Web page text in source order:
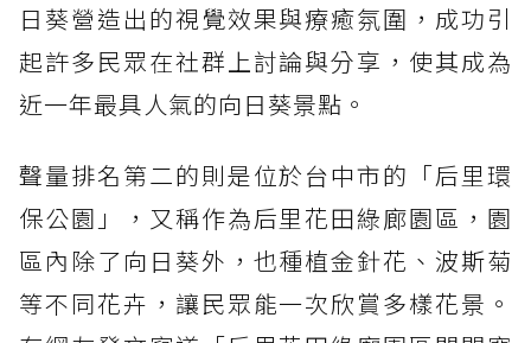
日葵營造出的視覺效果與療癒氛圍，成功引
起許多民眾在社群上討論與分享，使其成為
近一年最具人氣的向日葵景點。
聲量排名第二的則是位於台中市的「后里環
保公園」，又稱作為后里花田綠廊園區，園
區內除了向日葵外，也種植金針花、波斯菊
等不同花卉，讓民眾能一次欣賞多樣花景。